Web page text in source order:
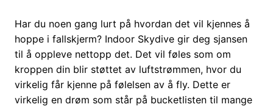
Har du noen gang lurt på hvordan det vil kjennes å
hoppe i fallskjerm? Indoor Skydive gir deg sjansen
til å oppleve nettopp det. Det vil føles som om
kroppen din blir støttet av luftstrømmen, hvor du
virkelig får kjenne på følelsen av å fly. Dette er
virkelig en drøm som står på bucketlisten til mange